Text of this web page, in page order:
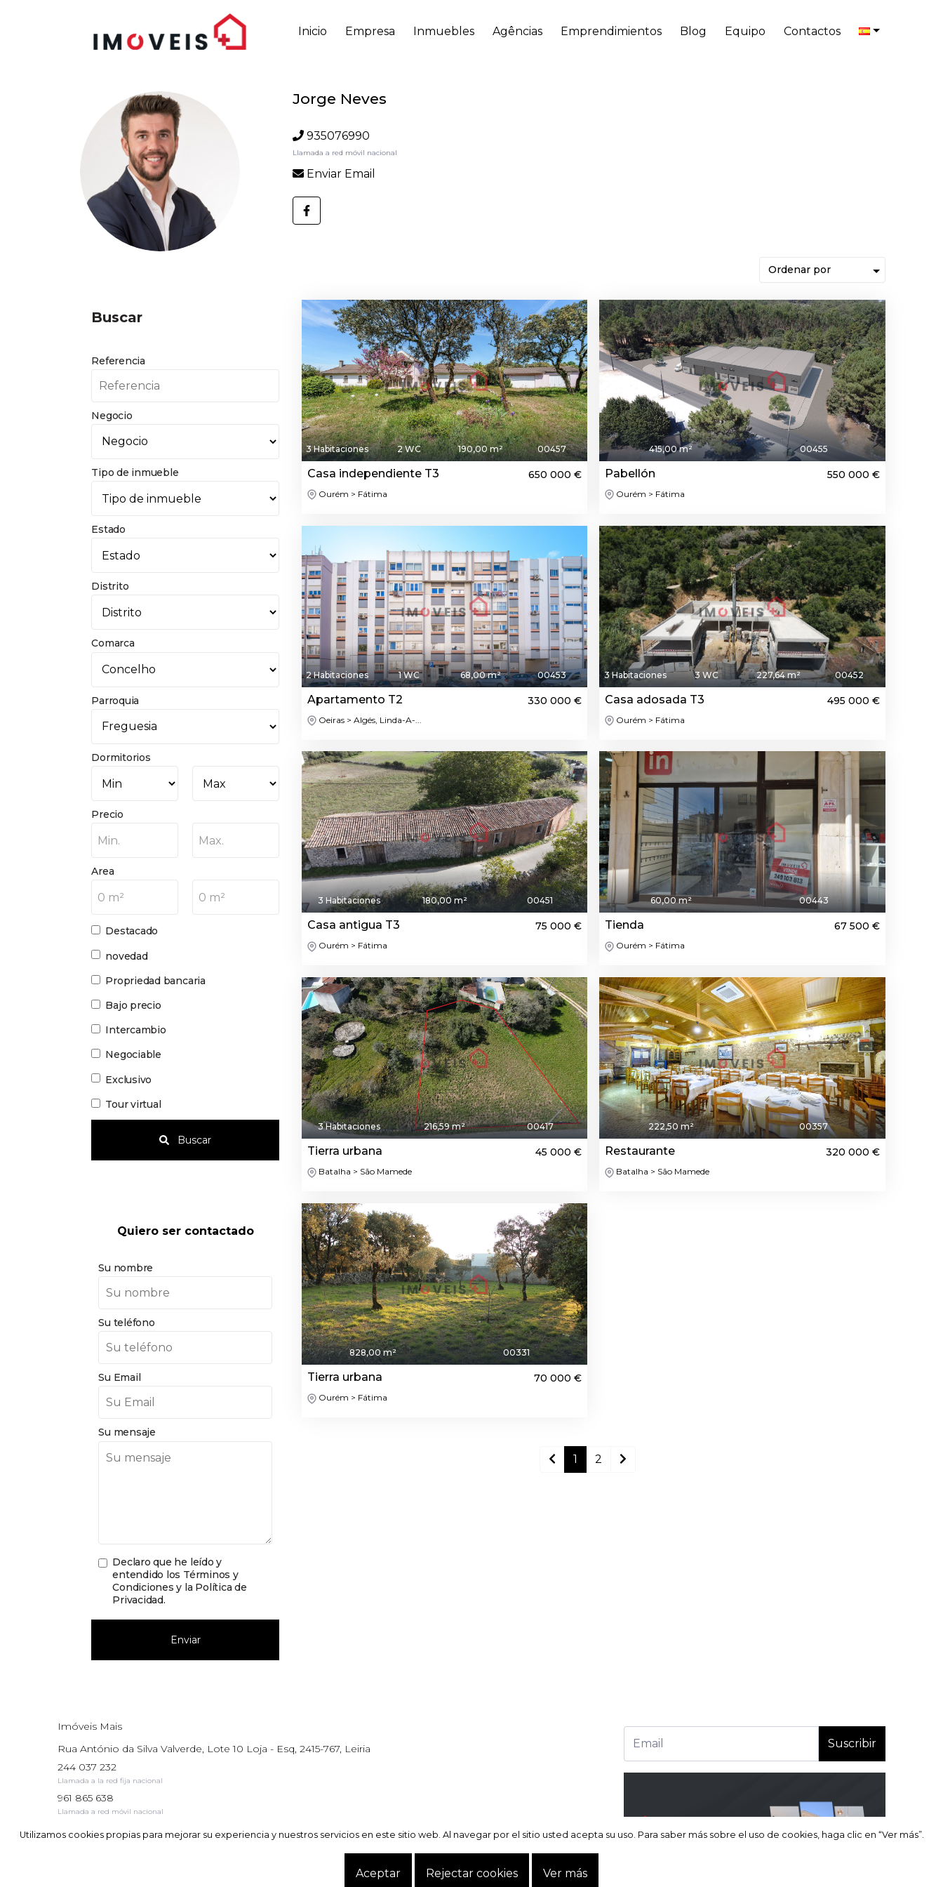
Utilizamos cookies propias para mejorar su experiencia y nuestros servicios en este sitio web. Al navegar por el sitio usted acepta su uso. Para saber más sobre el uso de cookies, haga clic en “Ver más”.
Aceptar Rejectar cookies Ver más
Inicio Empresa Inmuebles Agências Emprendimientos Blog Equipo Contactos
Jorge Neves
935076990
Llamada a red móvil nacional
Enviar Email
Buscar
Referencia
Negocio
Tipo de inmueble
Estado
Distrito
Comarca
Parroquia
Dormitorios
Precio
Min. Max.
Area
0 m² 0 m²
Destacado
novedad
Propriedad bancaria
Bajo precio
Intercambio
Negociable
Exclusivo
Tour virtual
Buscar
Quiero ser contactado
Su nombre
Su teléfono
Su Email
Su mensaje
Declaro que he leído y
entendido los Términos y
Condiciones y la Política de
Privacidad.
Enviar
3 Habitaciones 2 WC 190,00 m² 00457
Casa independiente T3 650 000 €
Ourém > Fátima
415,00 m² 00455
Pabellón 550 000 €
Ourém > Fátima
2 Habitaciones 1 WC 68,00 m² 00453
Apartamento T2 330 000 €
Oeiras > Algés, Linda-A-...
3 Habitaciones 3 WC 227,64 m² 00452
Casa adosada T3 495 000 €
Ourém > Fátima
3 Habitaciones 180,00 m² 00451
Casa antigua T3 75 000 €
Ourém > Fátima
60,00 m² 00443
Tienda 67 500 €
Ourém > Fátima
3 Habitaciones 216,59 m² 00417
Tierra urbana 45 000 €
Batalha > São Mamede
222,50 m² 00357
Restaurante 320 000 €
Batalha > São Mamede
828,00 m² 00331
Tierra urbana 70 000 €
Ourém > Fátima
1 2
Imóveis Mais
Rua António da Silva Valverde, Lote 10 Loja - Esq, 2415-767, Leiria
244 037 232
Llamada a la red fija nacional
961 865 638
Llamada a red móvil nacional
AMI: 17195
Suscribir
Utilizamos cookies propias para mejorar su experiencia y nuestros servicios en este sitio web. Al navegar por el sitio usted acepta su uso. Para saber más sobre el uso de cookies, haga clic en “Ver más”.
Aceptar Rejectar cookies Ver más